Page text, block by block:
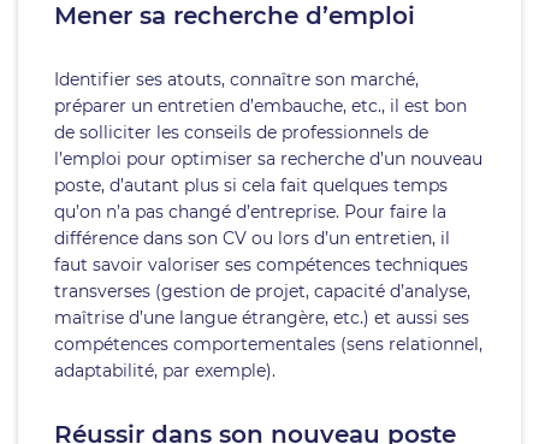
Mener sa recherche d’emploi
Identifier ses atouts, connaître son marché,
préparer un entretien d’embauche, etc., il est bon
de solliciter les conseils de professionnels de
l’emploi pour optimiser sa recherche d’un nouveau
poste, d’autant plus si cela fait quelques temps
qu’on n’a pas changé d’entreprise. Pour faire la
différence dans son CV ou lors d’un entretien, il
faut savoir valoriser ses compétences techniques
transverses (gestion de projet, capacité d’analyse,
maîtrise d’une langue étrangère, etc.) et aussi ses
compétences comportementales (sens relationnel,
adaptabilité, par exemple).
Réussir dans son nouveau poste